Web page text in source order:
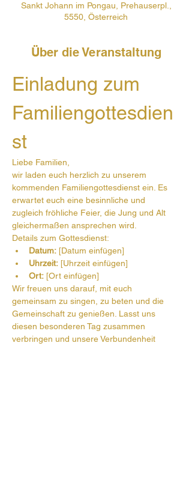
Sankt Johann im Pongau, Prehauserpl.,
5550, Österreich
Über die Veranstaltung
Einladung zum
Familiengottesdien
st
Liebe Familien,
wir laden euch herzlich zu unserem
kommenden Familiengottesdienst ein. Es
erwartet euch eine besinnliche und
zugleich fröhliche Feier, die Jung und Alt
gleichermaßen ansprechen wird.
Details zum Gottesdienst:
Datum: [Datum einfügen]
Uhrzeit: [Uhrzeit einfügen]
Ort: [Ort einfügen]
Wir freuen uns darauf, mit euch
gemeinsam zu singen, zu beten und die
Gemeinschaft zu genießen. Lasst uns
diesen besonderen Tag zusammen
verbringen und unsere Verbundenheit